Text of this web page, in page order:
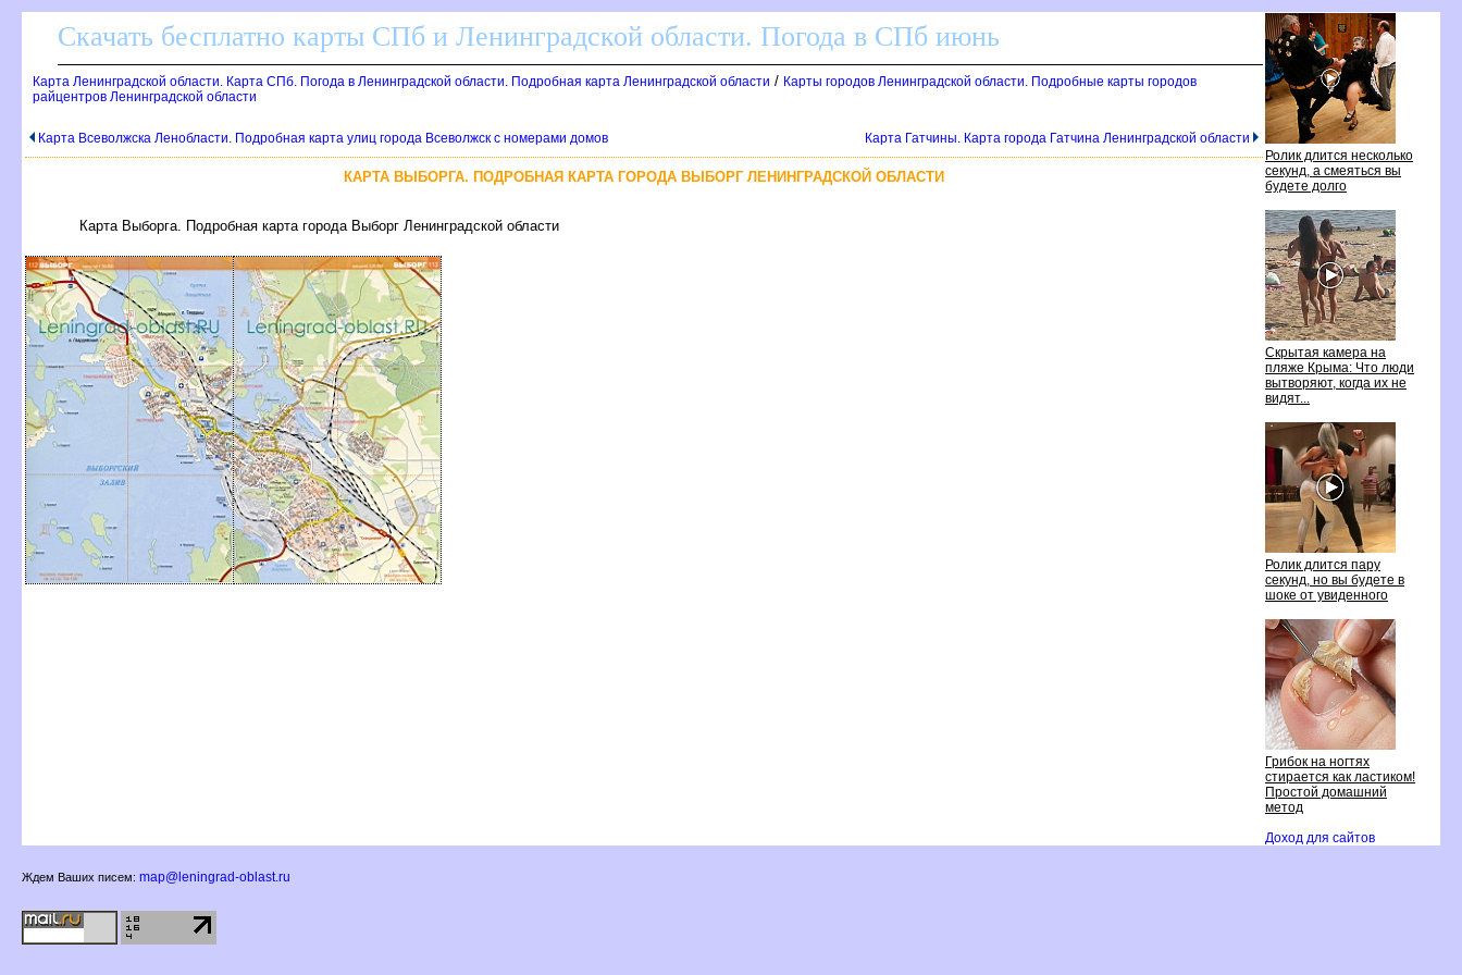
Ролик длится несколько
секунд, а смеяться вы
удете долго
Скрытая камера на
пляже Крыма: Что люди
ытворяют, когда их не
идят...
Ролик длится пару
секунд, но вы будете
шоке от увиденного
Грибок на ногтях
стирается как ластиком!
Простой домашний
метод
Доход для сайто
Скачать бесплатно карты СПб и Ленинградской области. Погода в СПб июнь
Карта Ленинградской области. Карта СПб. Погода в Ленинградской области. Подробная карта Ленинградской области / Карты городов Ленинградской области. Подробные карты городо
райцентров Ленинградской области
Карта Всеволжска Ленобласти. Подробная карта улиц города Всеволжск с номерами домо Карта Гатчины. Карта города Гатчина Ленинградской области
КАРТА ВЫБОРГА. ПОДРОБНАЯ КАРТА ГОРОДА ВЫБОРГ ЛЕНИНГРАДСКОЙ ОБЛАСТИ
Карта Выборга. Подробная карта города Выборг Ленинградской области
Ждем Ваших писем: map@leningrad-oblast.ru